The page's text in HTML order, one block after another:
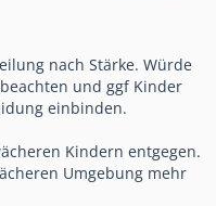
nach Stärke. Würde
und ggf Kinder
einbinden.
Kindern entgegen.
Umgebung mehr